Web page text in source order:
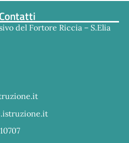
Contatti
del Fortore Riccia – S.Elia